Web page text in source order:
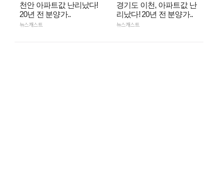
천안 아파트값 난리났다!
20년 전 분양가..
뉴스캐스트
경기도 이천, 아파트값 난
리났다! 20년 전 분양가..
뉴스캐스트